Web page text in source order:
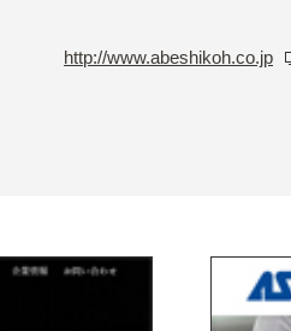
http://www.abeshikoh.co.jp